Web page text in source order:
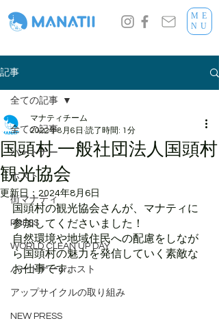
ME
NU
記事
全ての記事
パートナー
ホスト
街マナティ
PRESS
WORLD CLEAN UP DAY
パートナーorホスト
アップサイクルの取り組み
NEW PRESS
全ての記事
国頭村 一般社団法人国頭村
観光協会
マナティチーム
2022年8月6日 読了時間: 1分
更新日： 2024年8月6日
国頭村の観光協会さんが、マナティに
参加してくださいました！
自然環境や地域住民への配慮をしなが
ら国頭村の魅力を発信していく素敵な
お仕事です。